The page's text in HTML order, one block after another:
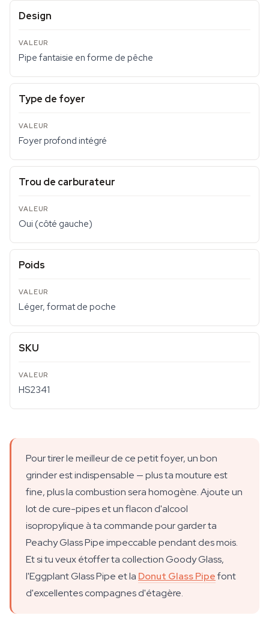
Design
Pipe fantaisie en forme de pêche
Type de foyer
Foyer profond intégré
Trou de carburateur
Oui (côté gauche)
Poids
Léger, format de poche
SKU
HS2341
Pour tirer le meilleur de ce petit foyer, un bon
grinder est indispensable — plus ta mouture est
fine, plus la combustion sera homogène. Ajoute un
lot de cure-pipes et un flacon d'alcool
isopropylique à ta commande pour garder ta
Peachy Glass Pipe impeccable pendant des mois.
Et si tu veux étoffer ta collection Goody Glass,
l'Eggplant Glass Pipe et la Donut Glass Pipefont
d'excellentes compagnes d'étagère.